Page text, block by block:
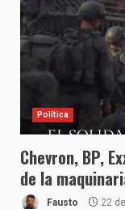
Política
Chevron, BP,
de la
Fausto 22